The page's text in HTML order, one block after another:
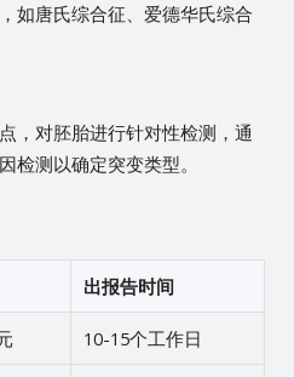
如唐氏综合征、爱德华氏综合
，对胚胎进行针对性检测，通
检测以确定突变类型。
出报告时间
10-15个工作日